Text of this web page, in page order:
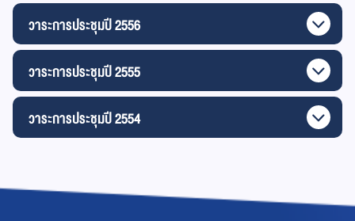
วาระการประชุมปี 2556
วาระการประชุมปี 2555
วาระการประชุมปี 2554